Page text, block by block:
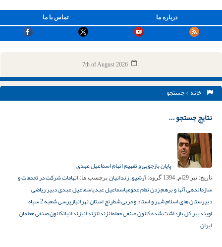
تماس با ما درباره ما
7th of August 2026
خانه > جستجو
نتایج جستجو ...
پایان بازجویی و تفهیم اتهام اسماعیل عبدی
تاریخ: تیر 29ام, 1394 گروه: آرشیو, زندانیان برچسب ها: اتهامات شرکت در تجمعات و
سازماندهی آنها و برهم زدن نظم عمومیاسماعیل عبدیاسماعیل عبدی دبیر ریاضی
دبیرستان های اسلام شهر و استاد و مربی شطرنج استان تهران
بازپرسی شعبه 2 سپاه
اویندبیر کل بازداشت شده کانون صنفی معلمانزندانزندانیزندانیانکانون صنفی معلمان
ایران